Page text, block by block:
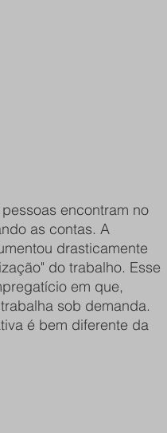
encontram no
as contas. A
drasticamente
do trabalho. Esse
em que,
sob demanda.
é bem diferente da